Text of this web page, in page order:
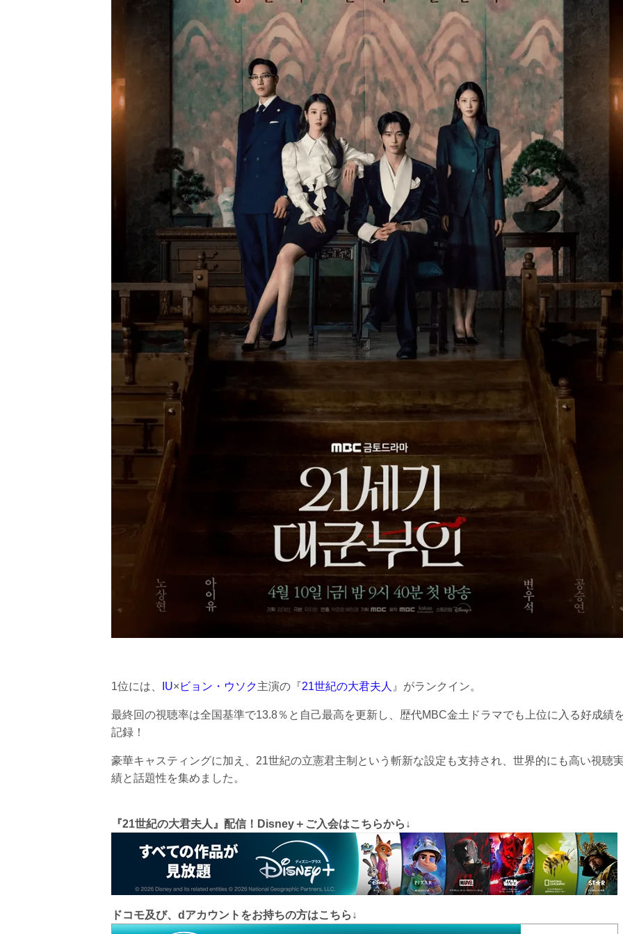
1位には、 IU× ビョン・ウソク主演の『21世紀の大君夫人 』がランクイン。
最終回の視聴率は全国基準で13.8％と自己最高を更新し、歴代MBC金土ドラマでも上位に入る好成績
記録！
豪華キャスティングに加え、21世紀の立憲君主制という斬新な設定も支持され、世界的にも高い視聴
績と話題性を集めました。
『21世紀の大君夫人』配信！Disney＋ ご入会はこちらから↓
ドコモ及び、dアカウントをお持ちの方はこちら↓